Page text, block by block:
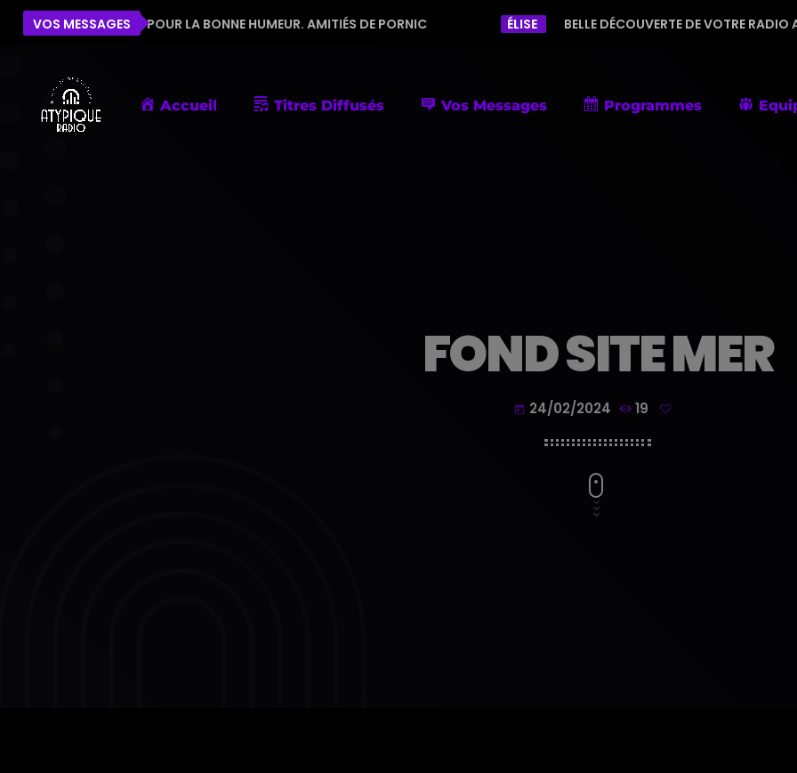
VOS MESSAGES
POUR LA BONNE HUMEUR. AMITIÉS DE PORNIC ÉLISE BELLE DÉCOUVERTE DE VOTRE RADIO AVEC UNE
Accueil Titres Diffusés Vos Messages Programmes
FOND SITE MER
today 24/02/2024 19